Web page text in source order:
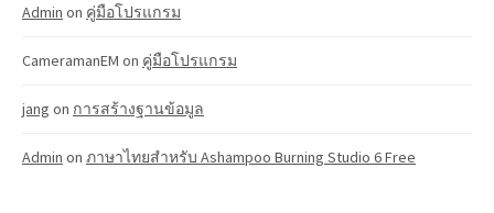
Admin on คู่มือโปรแกรม
CameramanEM on คู่มือโปรแกรม
jang on การสร้างฐานข้อมูล
Admin on ภาษาไทยสำหรับ Ashampoo Burning Studio 6 Free